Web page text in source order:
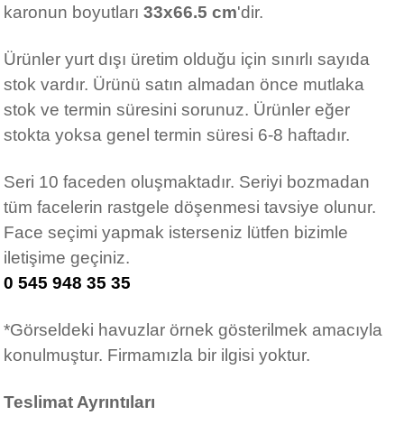
karonun boyutları 33x66.5 cm'dir.
Ürünler yurt dışı üretim olduğu için sınırlı sayıda
stok vardır. Ürünü satın almadan önce mutlaka
stok ve termin süresini sorunuz. Ürünler eğer
stokta yoksa genel termin süresi 6-8 haftadır.
Seri 10 faceden oluşmaktadır. Seriyi bozmadan
tüm facelerin rastgele döşenmesi tavsiye olunur.
Face seçimi yapmak isterseniz lütfen bizimle
iletişime geçiniz.
0 545 948 35 35
*Görseldeki havuzlar örnek gösterilmek amacıyla
konulmuştur. Firmamızla bir ilgisi yoktur.
Teslimat Ayrıntıları